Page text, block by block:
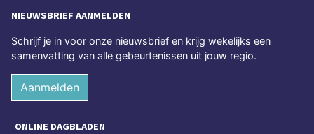
NIEUWSBRIEF AANMELDEN
Schrijf je in voor onze nieuwsbrief en krijg wekelijks een
samenvatting van alle gebeurtenissen uit jouw regio.
Aanmelden
ONLINE DAGBLADEN